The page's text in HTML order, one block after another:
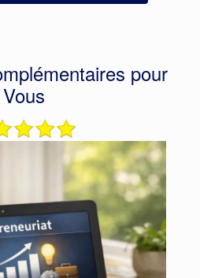
pour
Vous